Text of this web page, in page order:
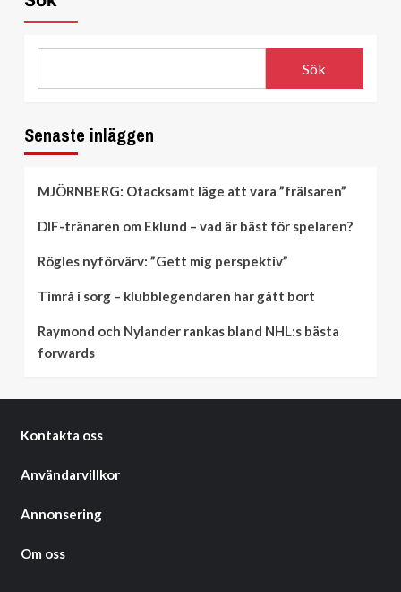
Sök
Senaste inläggen
MJÖRNBERG: Otacksamt läge att vara ”frälsaren”
DIF-tränaren om Eklund – vad är bäst för spelaren?
Rögles nyförvärv: ”Gett mig perspektiv”
Timrå i sorg – klubblegendaren har gått bort
Raymond och Nylander rankas bland NHL:s bästa
forwards
Kontakta oss
Användarvillkor
Annonsering
Om oss